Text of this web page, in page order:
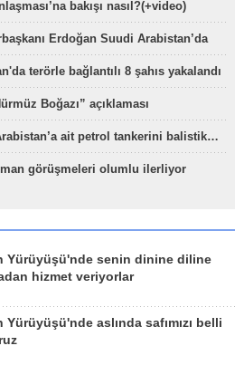
bakışı nasıl?(+video)
Erdoğan Suudi Arabistan’da
terörle bağlantılı 8 şahıs yakalandı
Boğazı” açıklaması
ait petrol tankerini balistik…
görüşmeleri olumlu ilerliyor
Yürüyüşü'nde senin dinine diline
hizmet veriyorlar
Yürüyüşü'nde aslında safımızı belli